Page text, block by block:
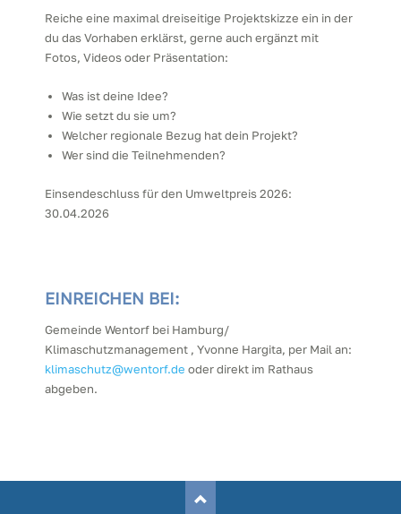
Reiche eine maximal dreiseitige Projektskizze ein in der
du das Vorhaben erklärst, gerne auch ergänzt mit
Fotos, Videos oder Präsentation:
Was ist deine Idee?
Wie setzt du sie um?
Welcher regionale Bezug hat dein Projekt?
Wer sind die Teilnehmenden?
Einsendeschluss für den Umweltpreis 2026:
30.04.2026
EINREICHEN BEI:
Gemeinde Wentorf bei Hamburg/
Klimaschutzmanagement , Yvonne Hargita, per Mail an:
klimaschutz@wentorf.de oder direkt im Rathaus
abgeben.